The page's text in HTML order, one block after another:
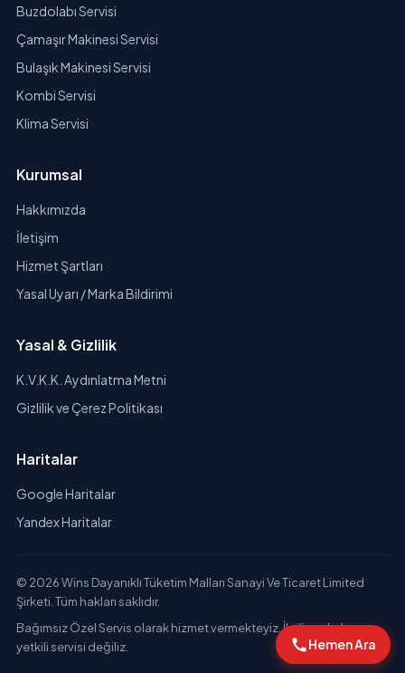
Buzdolabı Servisi
Çamaşır Makinesi Servisi
Bulaşık Makinesi Servisi
Kombi Servisi
Klima Servisi
Kurumsal
Hakkımızda
İletişim
Hizmet Şartları
Yasal Uyarı / Marka Bildirimi
Yasal & Gizlilik
K.V.K.K. Aydınlatma Metni
Gizlilik ve Çerez Politikası
Haritalar
Google Haritalar
Yandex Haritalar
© 2026 Wins Dayanıklı Tüketim Malları Sanayi Ve Ticaret Limited
Şirketi. Tüm hakları saklıdır.
Bağımsız Özel Servis olarak hizmet vermekteyiz. İlgili markaların
yetkili servisi değiliz.
Hemen Ara